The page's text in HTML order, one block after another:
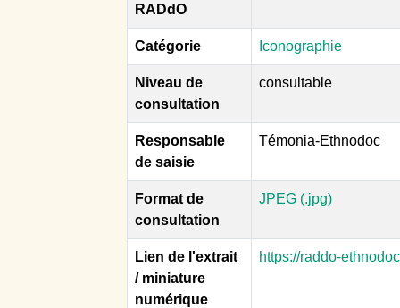
RADdO
Catégorie Iconographie
Niveau de
consultation
consultable
Responsable
de saisie
Témonia-Ethnodoc
Format de
consultation
JPEG (.jpg)
Lien de l'extrait
/ miniature
numérique
https://raddo-